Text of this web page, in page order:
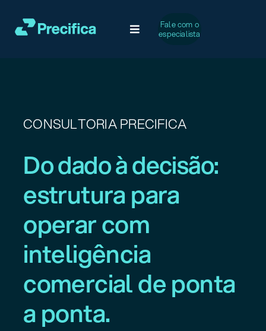
para
Toggle
Casos de Sucesso
A Precifica
Conteúdo
Fale com o
especialista
CONSULTORIA PRECIFICA
Do dado à decisão:
estrutura para
operar com
inteligência
comercial de ponta
a ponta.